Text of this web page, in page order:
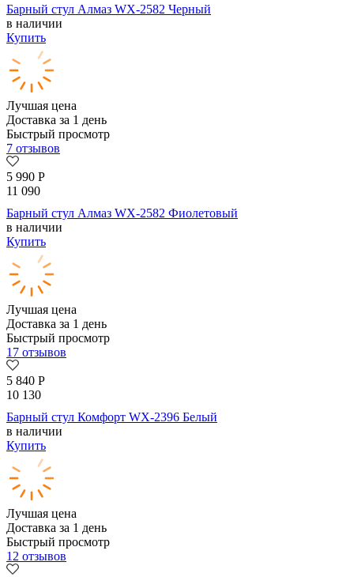
Барный стул Алмаз WX-2582 Черный
в наличии
Купить
Лучшая цена
Доставка за 1 день
Быстрый просмотр
7 отзывов
5 990 Р
11 090
Барный стул Алмаз WX-2582 Фиолетовый
в наличии
Купить
Лучшая цена
Доставка за 1 день
Быстрый просмотр
17 отзывов
5 840 Р
10 130
Барный стул Комфорт WX-2396 Белый
в наличии
Купить
Лучшая цена
Доставка за 1 день
Быстрый просмотр
12 отзывов